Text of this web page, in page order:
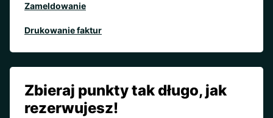
Zameldowanie
Drukowanie faktur
Zbieraj punkty tak długo, jak
rezerwujesz!